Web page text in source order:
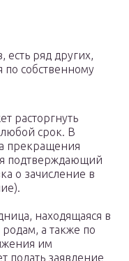
ряд других,
по собственному
расторгнуть
любой срок. В
прекращения
подтверждающий
о зачисление в
находящаяся в
а также по
им
подать заявление